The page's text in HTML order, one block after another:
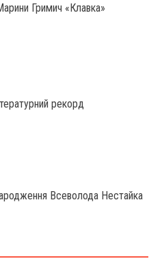
Гримич «Клавка»
рекорд
Всеволода Нестайка